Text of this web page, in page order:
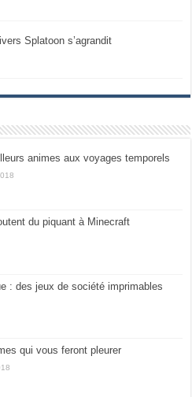
Splatoon s’agrandit
animes aux voyages temporels
du piquant à Minecraft
: des jeux de société imprimables
qui vous feront pleurer